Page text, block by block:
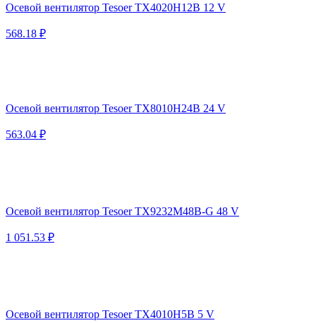
Осевой вентилятор Tesoer TX4020H12B 12 V
568.18 ₽
Осевой вентилятор Tesoer TX8010H24B 24 V
563.04 ₽
Осевой вентилятор Tesoer TX9232M48B-G 48 V
1 051.53 ₽
Осевой вентилятор Tesoer TX4010H5B 5 V